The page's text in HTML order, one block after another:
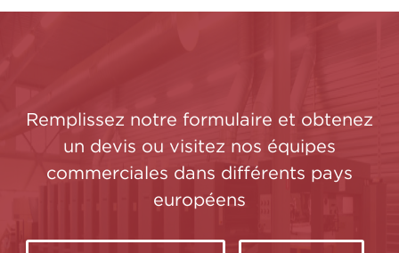
Remplissez notre formulaire et obtenez
un devis ou visitez nos équipes
commerciales dans différents pays
européens